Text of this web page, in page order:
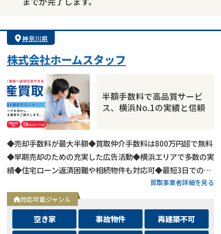
神奈川県
株式会社ホームスタッフ
半額手数料で高品質サービ
ス、横浜No.1の実績と信頼
◆売却手数料が最大半額◆買取仲介手数料は800万円超で無料
◆早期売却のための充実した広告活動◆横浜エリアで多数の実
績◆住宅ローン返済困難や相続物件も対応可◆最短3日での売
却も可能◆プロフェッショナルによる徹底サポート買取事業者詳細を見る
対応可能ジャンル
空き家 事故物件 再建築不可